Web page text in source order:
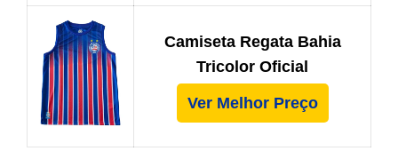
Camiseta Regata Bahia
Tricolor Oficial
Ver Melhor Preço